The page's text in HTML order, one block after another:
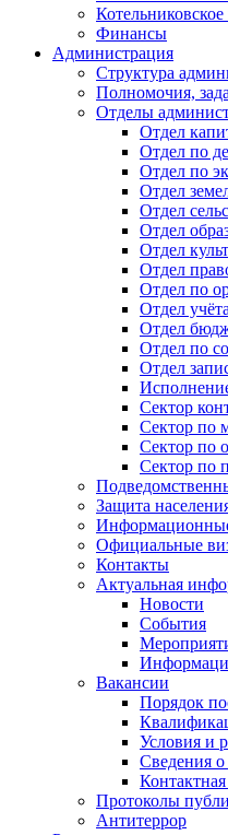
Финансы
Администрация
Структура
Полномочия,
Отделы
Отдел
Отдел по
Отдел по
Отдел
Отдел
Отдел
Отдел
Отдел
Отдел по
Отдел
Отдел
Отдел по
Отдел
Сектор
Сектор по
Сектор по
Сектор по
Защита
Официальные
Контакты
Актуальная
Новости
События
Вакансии
Порядок
Условия и
Сведения
Протоколы
Антитеррор